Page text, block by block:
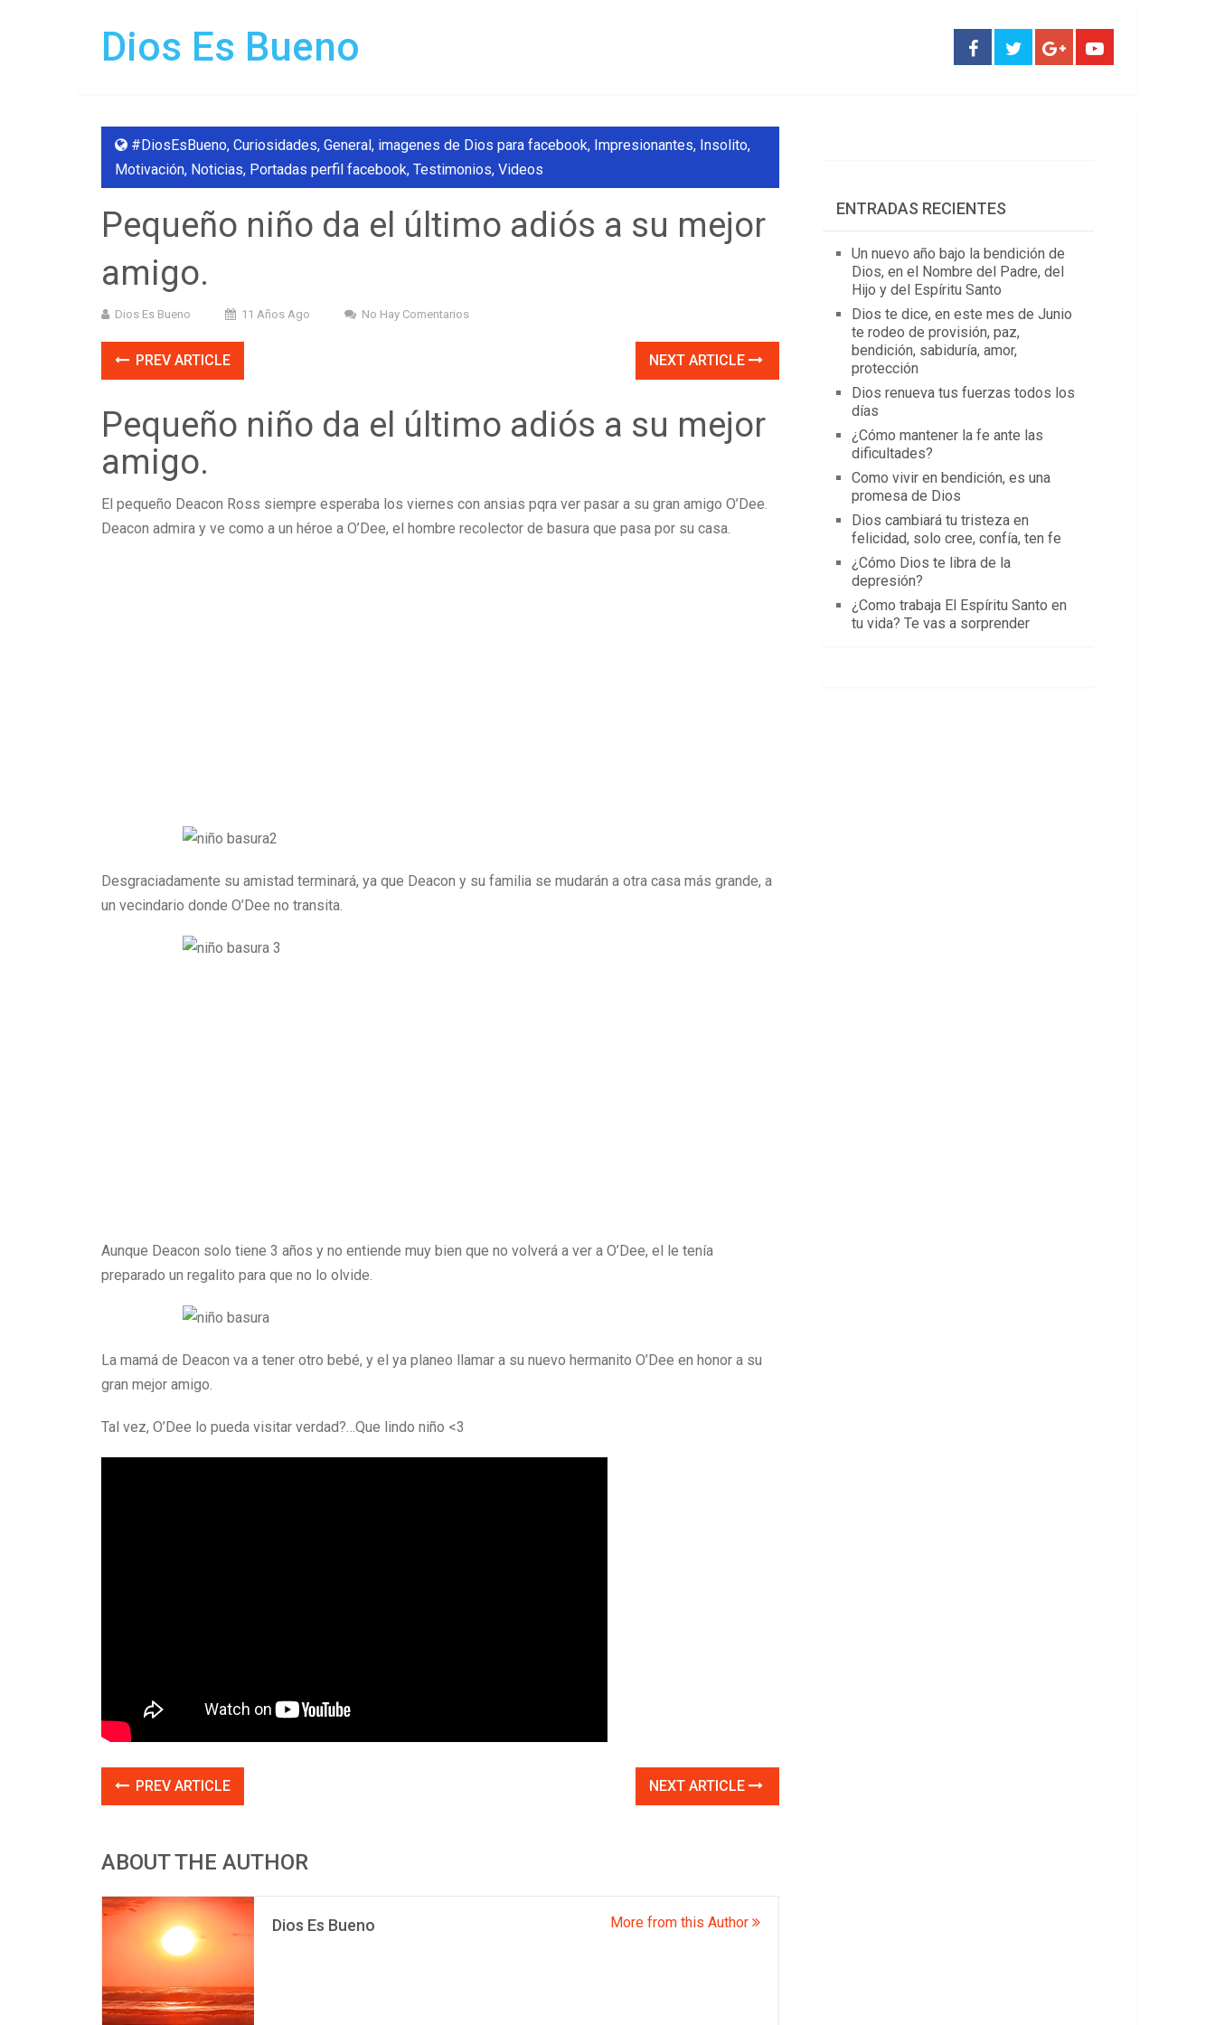
Dios Es Bueno
#DiosEsBueno, Curiosidades, General, imagenes de Dios para facebook, Impresionantes, Insolito,
Motivación, Noticias, Portadas perfil facebook, Testimonios, Videos
Pequeño niño da el último adiós a su mejor
amigo.
Dios Es Bueno 11 Años Ago No Hay Comentarios
PREV ARTICLE NEXT ARTICLE
Pequeño niño da el último adiós a su mejor
amigo.
El pequeño Deacon Ross siempre esperaba los viernes con ansias pqra ver pasar a su gran amigo O’Dee.
Deacon admira y ve como a un héroe a O’Dee, el hombre recolector de basura que pasa por su casa.
Desgraciadamente su amistad terminará, ya que Deacon y su familia se mudarán a otra casa más grande, a
un vecindario donde O’Dee no transita.
Aunque Deacon solo tiene 3 años y no entiende muy bien que no volverá a ver a O’Dee, el le tenía
preparado un regalito para que no lo olvide.
La mamá de Deacon va a tener otro bebé, y el ya planeo llamar a su nuevo hermanito O’Dee en honor a su
gran mejor amigo.
Tal vez, O’Dee lo pueda visitar verdad?…Que lindo niño <3
PREV ARTICLE NEXT ARTICLE
ABOUT THE AUTHOR
Dios Es Bueno More from this Author
ENTRADAS RECIENTES
Un nuevo año bajo la bendición de
Dios, en el Nombre del Padre, del
Hijo y del Espíritu Santo
Dios te dice, en este mes de Junio
te rodeo de provisión, paz,
bendición, sabiduría, amor,
protección
Dios renueva tus fuerzas todos los
días
¿Cómo mantener la fe ante las
dificultades?
Como vivir en bendición, es una
promesa de Dios
Dios cambiará tu tristeza en
felicidad, solo cree, confía, ten fe
¿Cómo Dios te libra de la
depresión?
¿Como trabaja El Espíritu Santo en
tu vida? Te vas a sorprender